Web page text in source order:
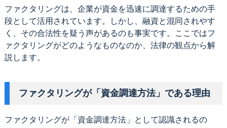
ファクタリングは、企業が資金を迅速に調達するための手
段として活用されています。しかし、融資と混同されやす
く、その合法性を疑う声があるのも事実です。ここではフ
ァクタリングがどのようなものなのか、法律の観点から解
説します。
ファクタリングが「資金調達方法」である理由
ファクタリングが「資金調達方法」として認識されるの